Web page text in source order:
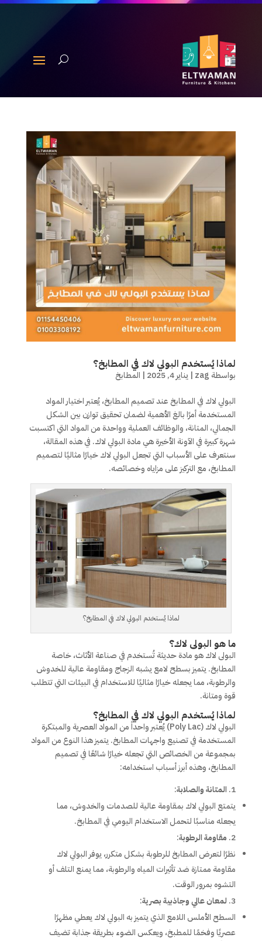
لماذا يُستخدم البولي لاك في المطابخ؟
بواسطة zag
| يناير 4, 2025 | المطابخ
البولي لاك في المطابخ عند تصميم المطابخ، يُعتبر اختيار المواد
المستخدمة أمرًا بالغ الأهمية لضمان تحقيق توازن بين الشكل
الجمالي، المتانة، والوظائف العملية وواحدة من المواد التي اكتسبت
شهرة كبيرة في الآونة الأخيرة هي مادة البولي لاك. في هذه المقالة،
سنتعرف على الأسباب التي تجعل البولي لاك خيارًا مثاليًا لتصميم
المطابخ، مع التركيز على مزاياه وخصائصه.
لماذا يُستخدم البولي لاك في المطابخ؟
ما هو البولى لاك؟
البولى لاك هو مادة حديثة تُستخدم في صناعة الأثاث، خاصة
المطابخ. يتميز بسطح لامع يشبه الزجاج ومقاومة عالية للخدوش
والرطوبة، مما يجعله خيارًا مثاليًا للاستخدام في البيئات التي تتطلب
قوة ومتانة.
لماذا يُستخدم البولي لاك في المطابخ؟
البولي لاك (Poly Lac) يُعتبر واحداً من المواد العصرية والمبتكرة
المستخدمة في تصنيع واجهات المطابخ. يتميز هذا النوع من المواد
بمجموعة من الخصائص التي تجعله خيارًا شائعًا في تصميم
المطابخ، وهذه أبرز أسباب استخدامه:
المتانة والصلابة:
يتمتع البولي لاك بمقاومة عالية للصدمات والخدوش، مما
يجعله مناسبًا لتحمل الاستخدام اليومي في المطابخ.
مقاومة الرطوبة:
نظرًا لتعرض المطابخ للرطوبة بشكل متكرر، يوفر البولي لاك
مقاومة ممتازة ضد تأثيرات المياه والرطوبة، مما يمنع التلف أو
التشوه بمرور الوقت.
لمعان عالي وجاذبية بصرية:
السطح الأملس اللامع الذي يتميز به البولي لاك يعطي مظهرًا
عصريًا وفخمًا للمطبخ، ويعكس الضوء بطريقة جذابة تضيف